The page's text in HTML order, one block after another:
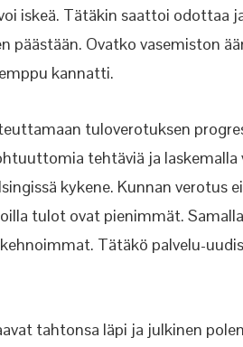
iskeä. Tätäkin saattoi odottaa
päästään. Ovatko vasemiston
kannatti.
tuloverotuksen
tehtäviä ja
kykene. Kunnan verotus
tulot ovat pienimmät.
Tätäkö palvelu-
tahtonsa läpi ja julkinen